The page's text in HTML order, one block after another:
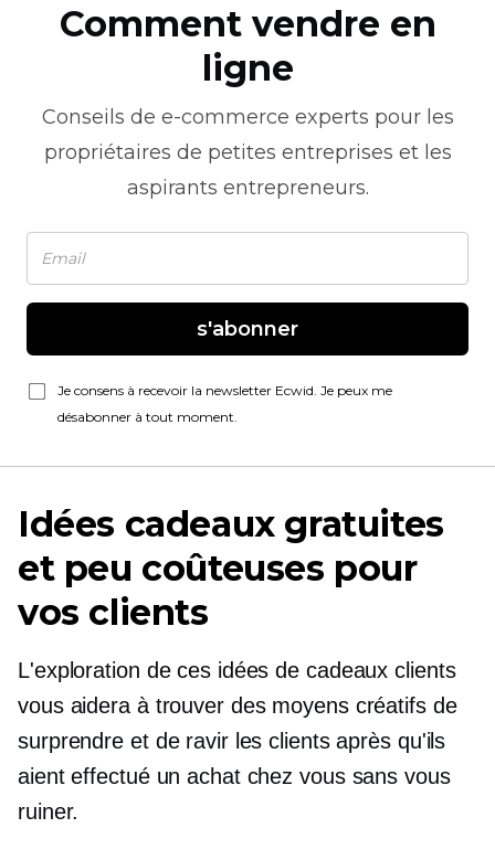
Comment vendre en
ligne
Conseils de e-commerce experts pour les
propriétaires de petites entreprises et les
aspirants entrepreneurs.
s'abonner
Je consens à recevoir la newsletter Ecwid. Je peux me
désabonner à tout moment.
Idées cadeaux gratuites
et peu coûteuses pour
vos clients
L'exploration de ces idées de cadeaux clients
vous aidera à trouver des moyens créatifs de
surprendre et de ravir les clients après qu'ils
aient effectué un achat chez vous sans vous
ruiner.